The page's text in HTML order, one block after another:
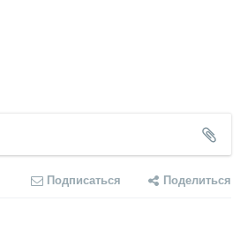
Подписаться Поделиться